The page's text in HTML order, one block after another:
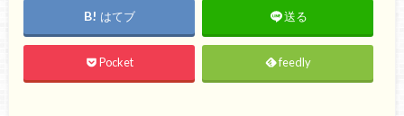
はてブ 送る
Pocket feedly